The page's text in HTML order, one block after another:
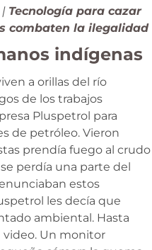
| Tecnología para cazar
combaten la ilegalidad
indígenas
a orillas del río
de los trabajos
Pluspetrol para
de petróleo. Vieron
prendía fuego al crudo
perdía una parte del
estos
les decía que
ambiental. Hasta
video. Un monitor